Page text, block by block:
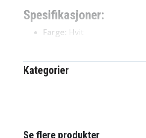
Spesifikasjoner:
Farge: Hvit
Bredde:
Kompatibel med:
Kategorier
Se flere produkter